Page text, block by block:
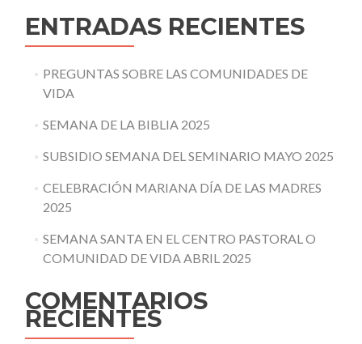
ENTRADAS RECIENTES
PREGUNTAS SOBRE LAS COMUNIDADES DE
VIDA
SEMANA DE LA BIBLIA 2025
SUBSIDIO SEMANA DEL SEMINARIO MAYO 2025
CELEBRACIÓN MARIANA DÍA DE LAS MADRES
2025
SEMANA SANTA EN EL CENTRO PASTORAL O
COMUNIDAD DE VIDA ABRIL 2025
COMENTARIOS
RECIENTES